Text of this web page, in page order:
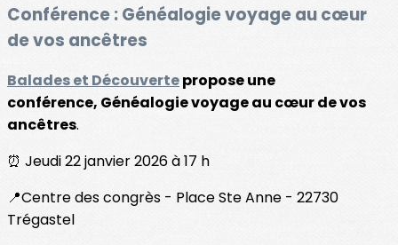
Conférence : Généalogie voyage au cœur
de vos ancêtres
Balades et Découvertepropose une
conférence, Généalogie voyage au cœur de vos
ancêtres.
⏰ Jeudi 22 janvier 2026 à 17 h
📍Centre des congrès - Place Ste Anne - 22730
Trégastel